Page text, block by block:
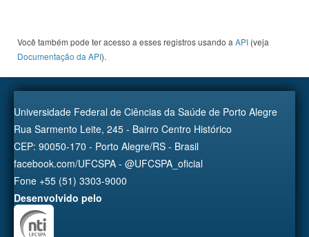
Você também pode ter acesso a esses registros usando a API (veja
Documentação da API).
Universidade Federal de Ciências da Saúde de Porto Alegre
Rua Sarmento Leite, 245 - Bairro Centro Histórico
CEP: 90050-170 - Porto Alegre/RS - Brasil
facebook.com/UFCSPA - @UFCSPA_oficial
Fone +55 (51) 3303-9000
Desenvolvido pelo